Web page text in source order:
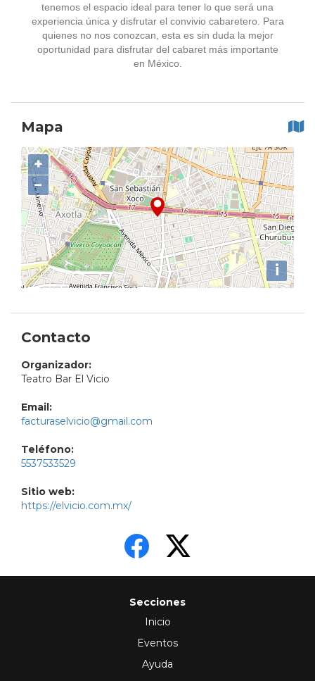
tenemos el espacio ideal para tener lo que será una
experiencia única y disfrutar el convivio cabaretero. Para
quienes no nos conozcan, esta es sin duda la mejor
oportunidad para disfrutar del cabaret más importante
en México.
Mapa
+
−
i
Contacto
Organizador:
Teatro Bar El Vicio
Email:
facturaselvicio@gmail.com
Teléfono:
5537533529
Sitio web:
https://elvicio.com.mx/
Secciones
Inicio
Eventos
Ayuda